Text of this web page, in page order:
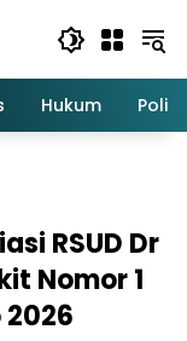
Hukum Politik
RSUD Dr
Nomor 1